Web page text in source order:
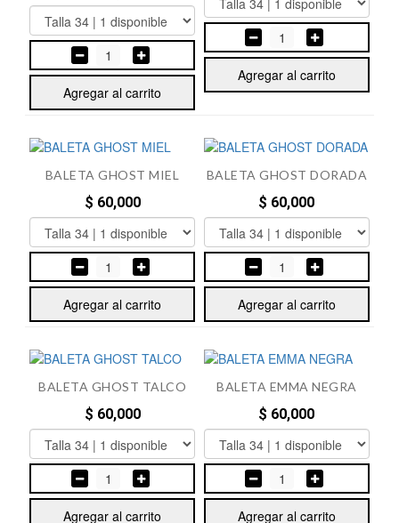
1
Agregar al carrito
1
Agregar al carrito
BALETA GHOST MIEL
$ 60,000
1
Agregar al carrito
BALETA GHOST DORADA
$ 60,000
1
Agregar al carrito
BALETA GHOST TALCO
$ 60,000
1
Agregar al carrito
BALETA EMMA NEGRA
$ 60,000
1
Agregar al carrito